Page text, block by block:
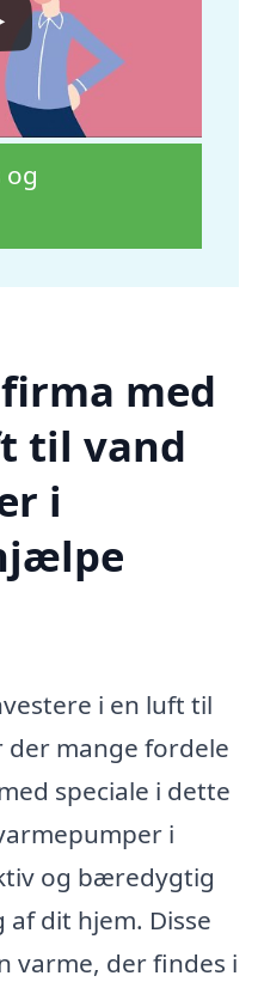
og
med
til vand
i
i en luft til
mange fordele
speciale i dette
i
og bæredygtig
dit hjem. Disse
varme, der findes i